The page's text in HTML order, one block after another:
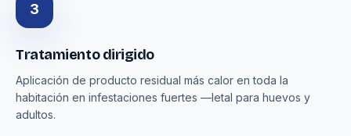
3
Tratamiento dirigido
Aplicación de producto residual más calor en toda la
habitación en infestaciones fuertes —letal para huevos y
adultos.